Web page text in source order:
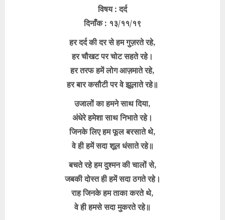
विषय : दर्द
दिनाँक : १३/११/१९
हर दर्द की दर से हम गुज़रते रहे,
हर चौखट पर चोट सहते रहे।
हर तरफ हमें लोग आज़माते रहे,
हर बार कसौटी पर वे झूलाते रहे॥
उजालों का हमने साथ दिया,
अंधेरे हमेशा साथ निभाते रहे।
जिनके लिए हम फूल बरसाते थे,
वे ही हमें सदा शूल धंसाते रहे॥
बचते रहे हम दुश्मन की चालों से,
जबकी दोस्त ही हमें सदा ठगते रहे।
राह जिनके हम ताका करते थे,
वे ही हमसे सदा मुकरते रहे॥